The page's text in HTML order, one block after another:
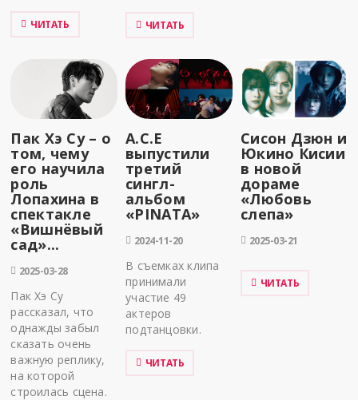
ЧИТАТЬ ЧИТАТЬ
Пак Хэ Су – о
том, чему
его научила
роль
Лопахина в
спектакле
«Вишнёвый
сад»...
2025-03-28
Пак Хэ Су
рассказал, что
однажды забыл
сказать очень
важную реплику,
на которой
строилась сцена.
A.C.E
выпустили
третий
сингл-
альбом
«PINATA»
2024-11-20
В съемках клипа
принимали
участие 49
актеров
подтанцовки.
ЧИТАТЬ
Сисон Дзюн и
Юкино Кисии
в новой
дораме
«Любовь
слепа»
2025-03-21
ЧИТАТЬ